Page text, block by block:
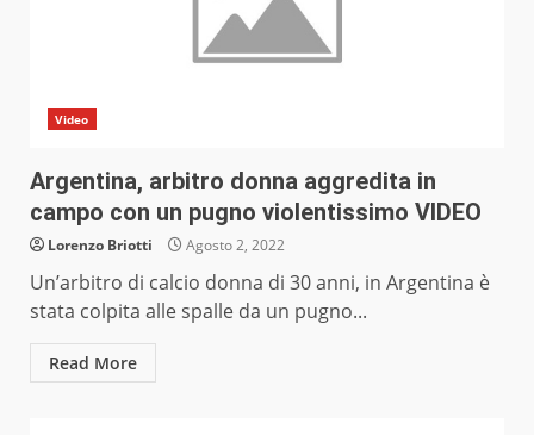
Video
Argentina, arbitro donna aggredita in
campo con un pugno violentissimo VIDEO
Lorenzo Briotti Agosto 2, 2022
Un’arbitro di calcio donna di 30 anni, in Argentina è
stata colpita alle spalle da un pugno...
Read More